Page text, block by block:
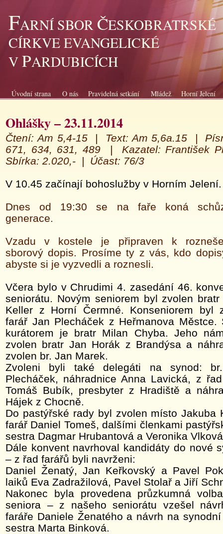
FARNÍ SBOR ČESKOBRATRSKÉ
CÍRKVE EVANGELICKÉ
VPARDUBICÍCH
Úvodní strana O nás Pravidelná setkání Mládež Horní Jelení
Ohlášky – 23.11.2014
Čtení: Am 5,4-15 | Text: Am 5,6a.15 |
671, 634, 631, 489 | Kazatel: František
Sbírka: 2.020,- | Účast: 76/3
V 10.45 začínají bohoslužby v Horním Jelení.
Dnes od 19:30 se na faře koná
generace.
Vzadu v kostele je připraven k
sborový dopis. Prosíme ty z vás, kdo
abyste si je vyzvedli a roznesli.
Včera bylo v Chrudimi 4. zasedání 46.
seniorátu. Novým seniorem byl zvolen
Keller z Horní Čermné. Konseniorem byl
farář Jan Plecháček z Heřmanova Městce.
kurátorem je bratr Milan Chyba. Jeho
zvolen bratr Jan Horák z Brandýsa a
zvolen br. Jan Marek.
Zvoleni byli také delegáti na synod:
Plecháček, náhradnice Anna Lavická, z
Tomáš Bubík, presbyter z Hradiště a
Hájek z Chocně.
Do pastýřské rady byl zvolen místo Jakuba
farář Daniel Tomeš, dalšími členkami
sestra Dagmar Hrubantová a Veronika
Dále konvent navrhoval kandidáty do nové
– z řad farářů byli navrženi:
Daniel Ženatý, Jan Keřkovský a Pavel
laiků Eva Zadražilová, Pavel Stolař a Jiří
Nakonec byla provedena průzkumná
seniora – z našeho seniorátu vzešel
faráře Daniele Ženatého a návrh na
sestra Marta Binková.